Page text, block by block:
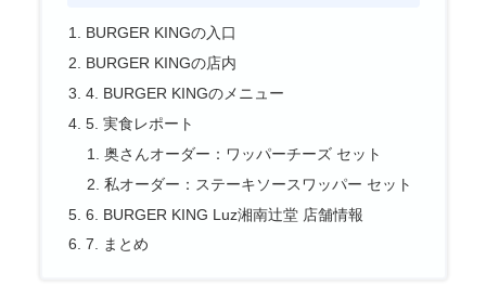
BURGER KINGの入口
BURGER KINGの店内
4. BURGER KINGのメニュー
5. 実食レポート
奥さんオーダー：ワッパーチーズ セット
私オーダー：ステーキソースワッパー セット
6. BURGER KING Luz湘南辻堂 店舗情報
7. まとめ